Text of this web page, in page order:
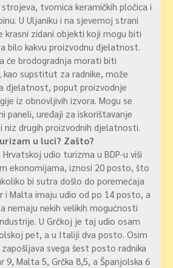
tvornica keramičkih pločica i
U Uljaniku i na sjevernoj strani
krasni zidani objekti koji mogu biti
bilo kakvu proizvodnu djelatnost.
će brodogradnja morati biti
kao supstitut za radnike, može
djelatnost, poput proizvodnje
iz obnovljivih izvora. Mogu se
paneli, uređaji za iskorištavanje
niz drugih proizvodnih djelatnosti.
u luci? Zašto?
udio turizma u BDP-u viši
ekonomijama, iznosi 20 posto, što
bi sutra došlo do poremećaja
i Malta imaju udio od po 14 posto, a
nemaju nekih velikih mogućnosti
U Grčkoj je taj udio osam
pet, a u Italiji dva posto. Osim
svega šest posto radnika
9, Malta 5, Grčka 8,5, a Španjolska 6